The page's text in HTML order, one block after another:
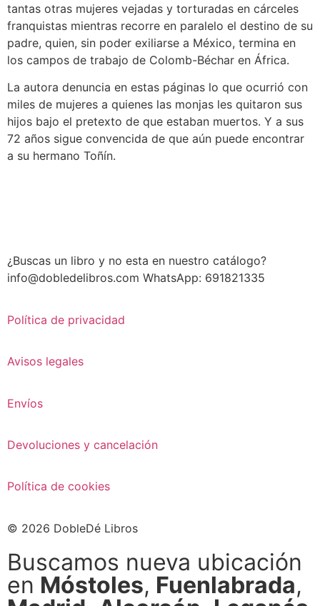
tantas otras mujeres vejadas y torturadas en cárceles
franquistas mientras recorre en paralelo el destino de su
padre, quien, sin poder exiliarse a México, termina en
los campos de trabajo de Colomb-Béchar en África.
La autora denuncia en estas páginas lo que ocurrió con
miles de mujeres a quienes las monjas les quitaron sus
hijos bajo el pretexto de que estaban muertos. Y a sus
72 años sigue convencida de que aún puede encontrar
a su hermano Toñín.
¿Buscas un libro y no esta en nuestro catálogo?
info@dobledelibros.com WhatsApp: 691821335
Política de privacidad
Avisos legales
Envíos
Devoluciones y cancelación
Política de cookies
© 2026 DobleDé Libros
Buscamos nueva ubicación
en Móstoles, Fuenlabrada,